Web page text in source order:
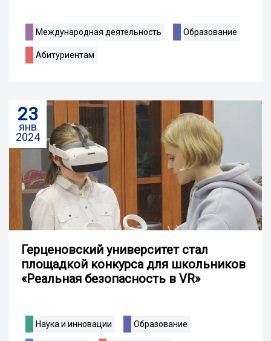
Международная деятельность Образование
Абитуриентам
23
янв
2024
Герценовский университет стал
площадкой конкурса для школьников
«Реальная безопасность в VR»
Наука и инновации Образование